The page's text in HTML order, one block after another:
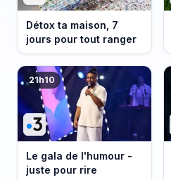
Détox ta maison, 7
jours pour tout ranger
21h10
Le gala de l'humour -
juste pour rire